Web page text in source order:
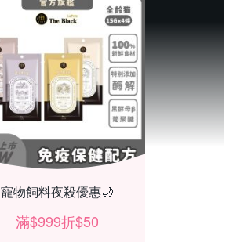
寵物飼料夜殺優惠🌙
滿$999折$50